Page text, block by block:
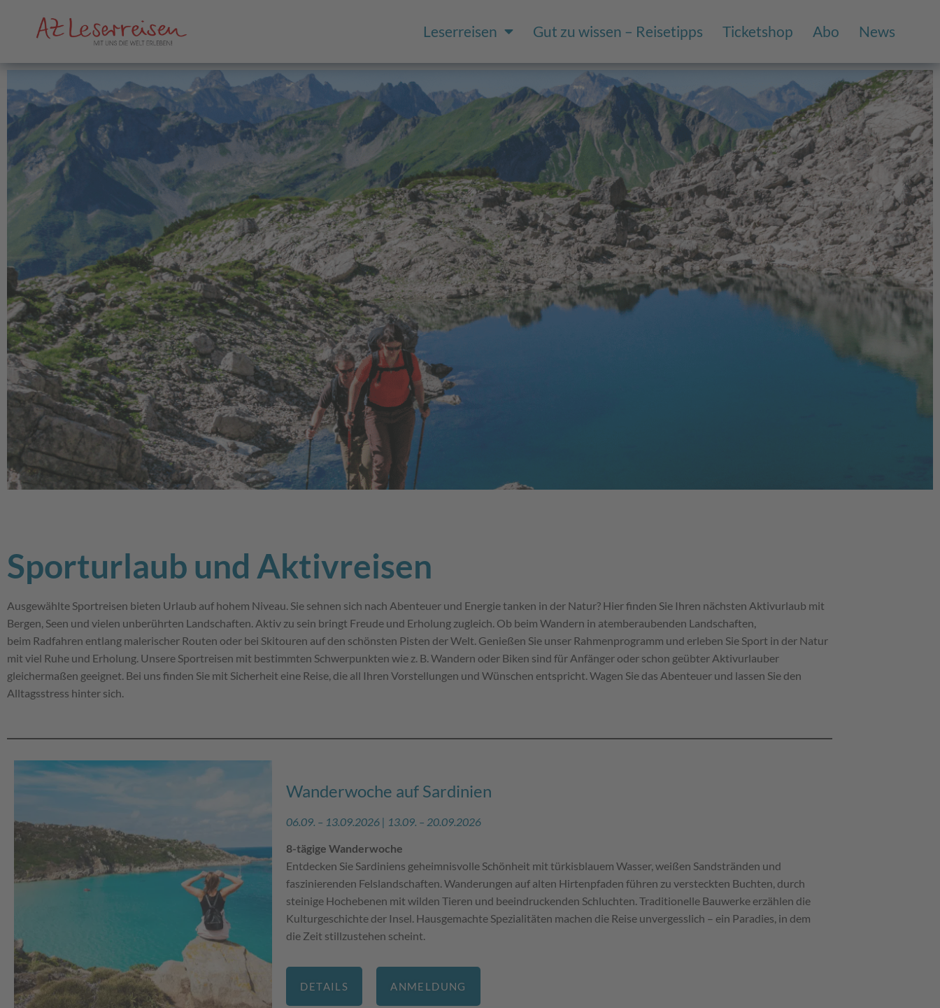
Leserreisen Gut zu wissen – Reisetipps Ticketshop Abo News
Sporturlaub und Aktivreisen
Ausgewählte Sportreisen bieten Urlaub auf hohem Niveau. Sie sehnen sich nach Abenteuer und Energie tanken in der Natur? Hier finden Sie Ihren nächsten Aktivurlaub mit
Bergen, Seen und vielen unberührten Landschaften. Aktiv zu sein bringt Freude und Erholung zugleich. Ob beim Wandern in atemberaubenden Landschaften,
beim Radfahren entlang malerischer Routen oder bei Skitouren auf den schönsten Pisten der Welt. Genießen Sie unser Rahmenprogramm und erleben Sie Sport in der Natur
mit viel Ruhe und Erholung. Unsere Sportreisen mit bestimmten Schwerpunkten wie z. B. Wandern oder Biken sind für Anfänger oder schon geübter Aktivurlauber
gleichermaßen geeignet. Bei uns finden Sie mit Sicherheit eine Reise, die all Ihren Vorstellungen und Wünschen entspricht. Wagen Sie das Abenteuer und lassen Sie den
Alltagsstress hinter sich.
Wanderwoche auf Sardinien
06.09. – 13.09.2026 | 13.09. – 20.09.2026
8-tägige Wanderwoche
Entdecken Sie Sardiniens geheimnisvolle Schönheit mit türkisblauem Wasser, weißen Sandstränden und
faszinierenden Felslandschaften. Wanderungen auf alten Hirtenpfaden führen zu versteckten Buchten, durch
steinige Hochebenen mit wilden Tieren und beeindruckenden Schluchten. Traditionelle Bauwerke erzählen die
Kulturgeschichte der Insel. Hausgemachte Spezialitäten machen die Reise unvergesslich – ein Paradies, in dem
die Zeit stillzustehen scheint.
DETAILS ANMELDUNG